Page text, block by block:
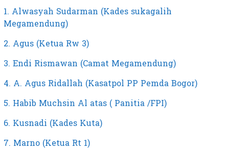
1. Alwasyah Sudarman (Kades sukagalih
Megamendung)
2. Agus (Ketua Rw 3)
3. Endi Rismawan (Camat Megamendung)
4. A. Agus Ridallah (Kasatpol PP Pemda Bogor)
5. Habib Muchsin Al atas ( Panitia /FPI)
6. Kusnadi (Kades Kuta)
7. Marno (Ketua Rt 1)